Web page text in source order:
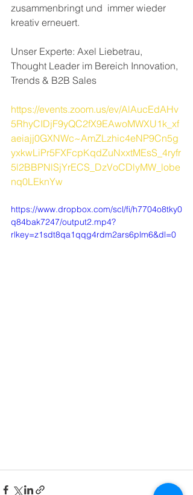
zusammenbringt und  immer wieder
kreativ erneuert.
Unser Experte: Axel Liebetrau,
Thought Leader im Bereich Innovation,
Trends & B2B Sales
https://events.zoom.us/ev/AlAucEdAHv
5RhyCIDjF9yQC2fX9EAwoMWXU1k_xf
aeiajj0GXNWc~AmZLzhic4eNP9Cn5g
yxkwLiPr5FXFcpKqdZuNxxtMEsS_4ryfr
5l2BBPNlSjYrECS_DzVoCDlyMW_lobe
nq0LEknYw
https://www.dropbox.com/scl/fi/h7704o8tky0
q84bak7247/output2.mp4?
rlkey=z1sdt8qa1qqg4rdm2ars6plm6&dl=0